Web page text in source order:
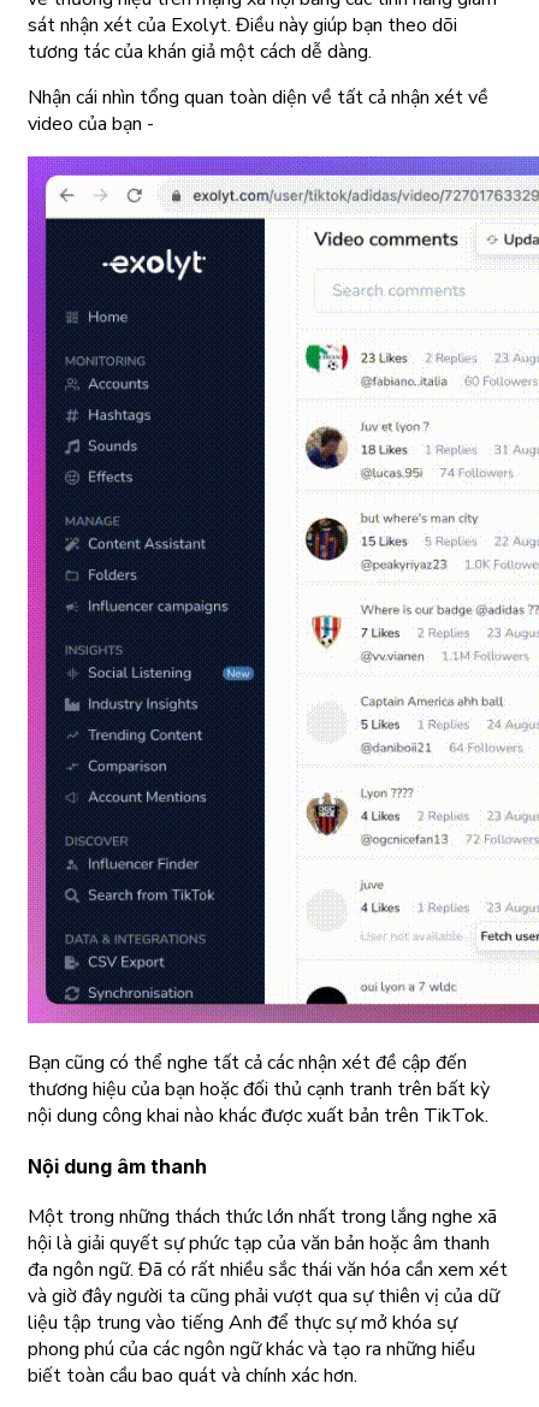
sát nhận xét của Exolyt. Điều này giúp bạn theo dõi
tương tác của khán giả một cách dễ dàng.
Nhận cái nhìn tổng quan toàn diện về tất cả nhận xét về
video của bạn -
Bạn cũng có thể nghe tất cả các nhận xét đề cập đến
thương hiệu của bạn hoặc đối thủ cạnh tranh trên bất kỳ
nội dung công khai nào khác được xuất bản trên TikTok.
Nội dung âm thanh
Một trong những thách thức lớn nhất trong lắng nghe xã
hội là giải quyết sự phức tạp của văn bản hoặc âm thanh
đa ngôn ngữ. Đã có rất nhiều sắc thái văn hóa cần xem xét
và giờ đây người ta cũng phải vượt qua sự thiên vị của dữ
liệu tập trung vào tiếng Anh để thực sự mở khóa sự
phong phú của các ngôn ngữ khác và tạo ra những hiểu
biết toàn cầu bao quát và chính xác hơn.